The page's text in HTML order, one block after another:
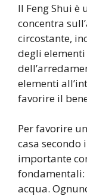
Il Feng Shui è
concentra
circostante,
degli
elementi
favorire il
Per favorire
casa secondo
importante
fondamentali:
acqua.